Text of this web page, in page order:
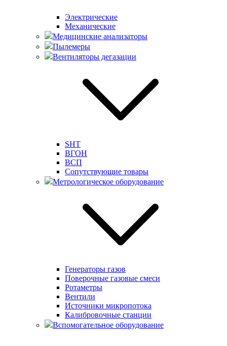
Электрические
Механические
Медицинские анализаторы
Пылемеры
Вентиляторы дегазации
SHT
ВГОН
ВСП
Сопутствующие товары
Метрологическое оборудование
Генераторы газов
Поверочные газовые смеси
Ротаметры
Вентили
Источники микропотока
Калибровочные станции
Вспомогательное оборудование